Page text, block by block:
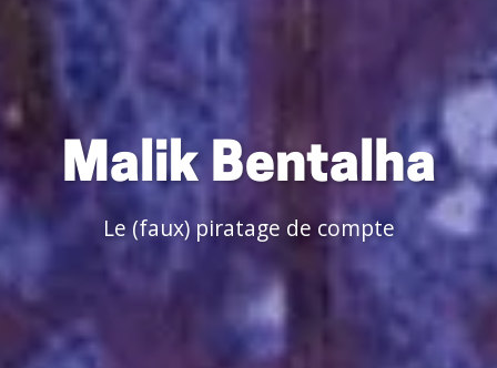
Malik Bentalha
Le (faux) piratage de compte